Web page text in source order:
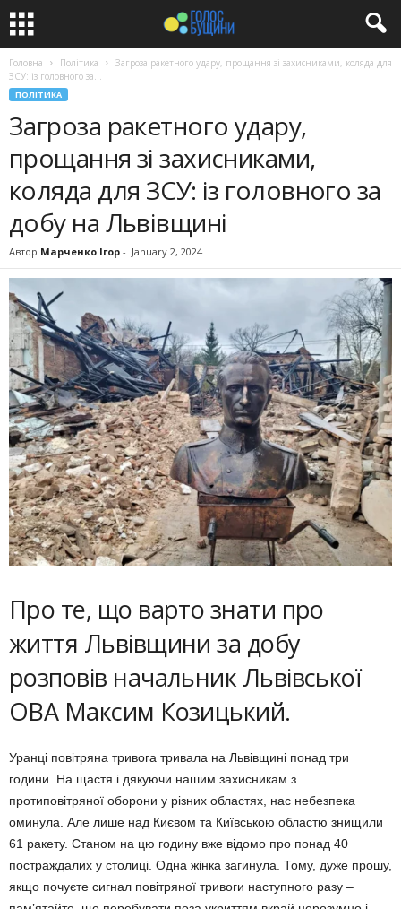
Головна Політика
Загроза ракетного удару, прощання зі захисниками, коляда для
ЗСУ: із головного за...
ПОЛІТИКА
Загроза ракетного удару,
прощання зі захисниками,
коляда для ЗСУ: із головного за
добу на Львівщині
Автор Марченко Ігор - January 2, 2024
Про те, що варто знати про
життя Львівщини за добу
розповів начальник Львівської
ОВА Максим Козицький.
Уранці повітряна тривога тривала на Львівщині понад три
години. На щастя і дякуючи нашим захисникам з
протиповітряної оборони у різних областях, нас небезпека
оминула. Але лише над Києвом та Київською областю знищили
61 ракету. Станом на цю годину вже відомо про понад 40
постраждалих у столиці. Одна жінка загинула. Тому, дуже прошу,
якщо почуєте сигнал повітряної тривоги наступного разу –